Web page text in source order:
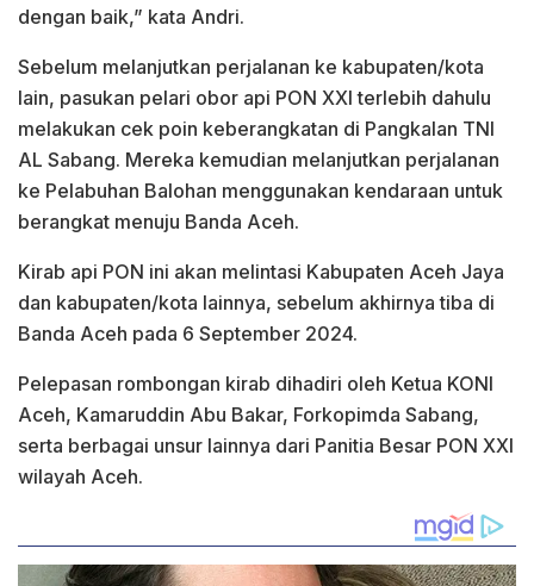
dengan baik,” kata Andri.
Sebelum melanjutkan perjalanan ke kabupaten/kota
lain, pasukan pelari obor api PON XXI terlebih dahulu
melakukan cek poin keberangkatan di Pangkalan TNI
AL Sabang. Mereka kemudian melanjutkan perjalanan
ke Pelabuhan Balohan menggunakan kendaraan untuk
berangkat menuju Banda Aceh.
Kirab api PON ini akan melintasi Kabupaten Aceh Jaya
dan kabupaten/kota lainnya, sebelum akhirnya tiba di
Banda Aceh pada 6 September 2024.
Pelepasan rombongan kirab dihadiri oleh Ketua KONI
Aceh, Kamaruddin Abu Bakar, Forkopimda Sabang,
serta berbagai unsur lainnya dari Panitia Besar PON XXI
wilayah Aceh.